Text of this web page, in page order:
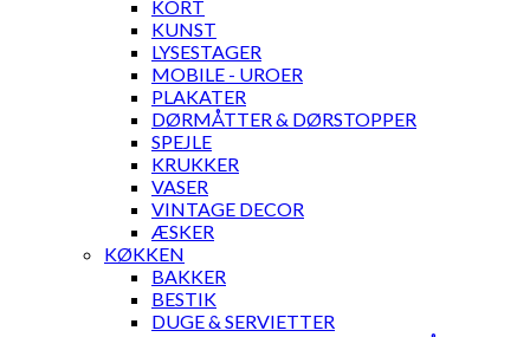
KORT
KUNST
LYSESTAGER
MOBILE - UROER
PLAKATER
DØRMÅTTER & DØRSTOPPER
SPEJLE
KRUKKER
VASER
VINTAGE DECOR
ÆSKER
KØKKEN
BAKKER
BESTIK
DUGE & SERVIETTER